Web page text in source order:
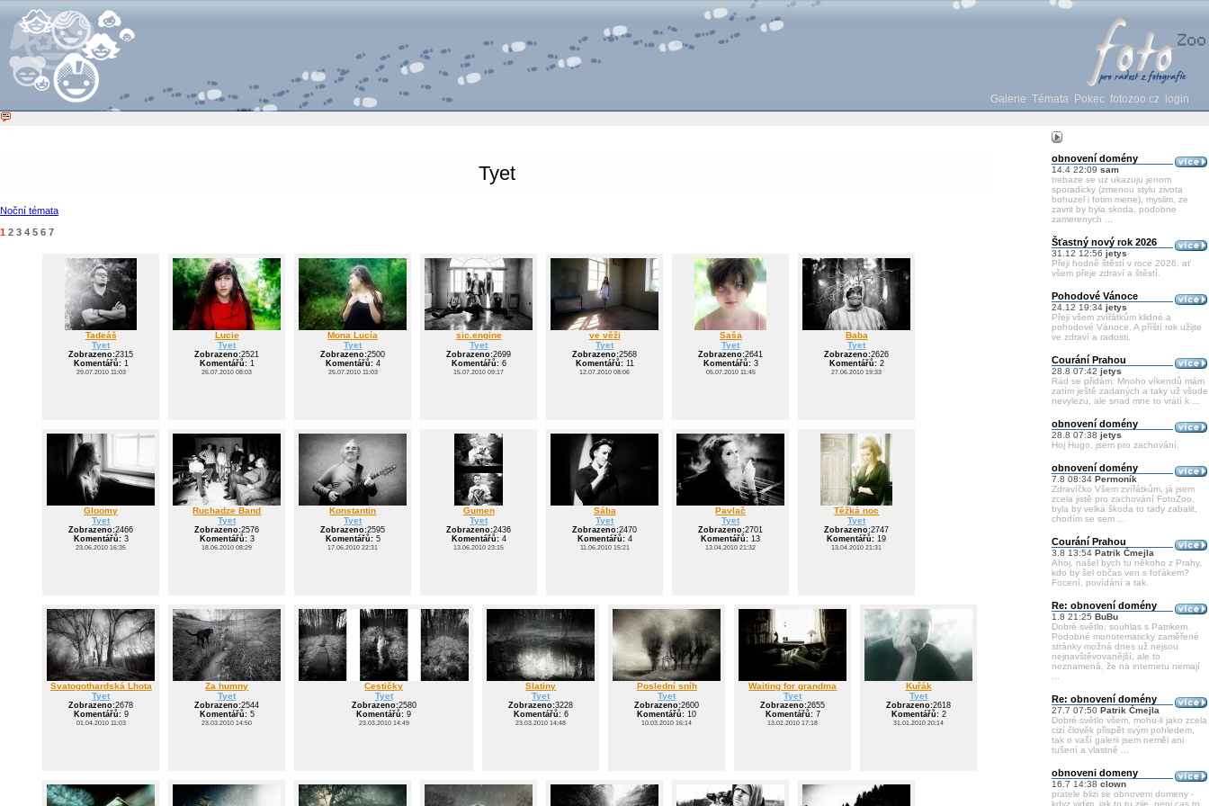
Galerie Témata Pokec fotozoo.cz login
obnovení domény
14.4 22:09 sam
trebaze se uz ukazuju jenom
sporadicky (zmenou stylu zivota
bohuzel i fotim mene), myslim, ze
zavrit by byla skoda. podobne
zamerenych ...
Šťastný nový rok 2026
31.12 12:56 jetys
Přeji hodně štěstí v roce 2026, ať
všem přeje zdraví a štěstí.
Pohodové Vánoce
24.12 19:34 jetys
Přeji všem zvířátkům klidné a
pohodové Vánoce. A příští rok užijte
ve zdraví a radosti.
Courání Prahou
28.8 07:42 jetys
Rád se přidám. Mnoho víkendů mám
zatím ještě zadaných a taky už všude
nevylezu, ale snad mne to vrátí k ...
obnovení domény
28.8 07:38 jetys
Hoj Hugo, jsem pro zachování.
obnovení domény
7.8 08:34 Permoník
Zdravíčko Všem zvířátkům, já jsem
zcela jistě pro zachování FotoZoo,
byla by velká škoda to tady zabalit,
chodím se sem ...
Courání Prahou
3.8 13:54 Patrik Čmejla
Ahoj, našel bych tu někoho z Prahy,
kdo by šel občas ven s foťákem?
Focení, povídání a tak.
Re: obnovení domény
1.8 21:25 BuBu
Dobré světlo, souhlas s Patrikem.
Podobné monotematicky zaměřené
stránky možná dnes už nejsou
nejnavštěvovanější, ale to
neznamená, že na internetu nemají
Re: obnovení domény
27.7 07:50 Patrik Čmejla
Dobré světlo všem, mohu-li jako zcela
cizí člověk přispět svým pohledem,
tak o vaší galerii jsem neměl ani
tušení a vlastně ...
obnoveni domeny
16.7 14:38 clown
pratele blizi se obnoveni domeny -
kdyz vidim, jak to tu zije, neni cas to
Tyet
Noční témata
1 2 3 4 5 6 7
Tadeáš
Tyet
Zobrazeno:2315
Komentářů:1
29.07.2010 11:03
Lucie
Tyet
Zobrazeno:2521
Komentářů:1
26.07.2010 08:03
Mona Lucía
Tyet
Zobrazeno:2500
Komentářů:4
25.07.2010 11:03
sic.engine
Tyet
Zobrazeno:2699
Komentářů:6
15.07.2010 09:17
ve věži
Tyet
Zobrazeno:2568
Komentářů:11
12.07.2010 08:06
Saša
Tyet
Zobrazeno:2641
Komentářů:3
05.07.2010 11:45
Baba
Tyet
Zobrazeno:2626
Komentářů:2
27.06.2010 19:33
Gloomy
Tyet
Zobrazeno:2466
Komentářů:3
23.06.2010 16:35
Ruchadze Band
Tyet
Zobrazeno:2576
Komentářů:3
18.06.2010 08:29
Konstantin
Tyet
Zobrazeno:2595
Komentářů:5
17.06.2010 22:31
Gumen
Tyet
Zobrazeno:2436
Komentářů:4
13.06.2010 23:15
Sába
Tyet
Zobrazeno:2470
Komentářů:4
11.06.2010 15:21
Pavlač
Tyet
Zobrazeno:2701
Komentářů: 13
13.04.2010 21:32
Těžká noc
Tyet
Zobrazeno:2747
Komentářů: 19
13.04.2010 21:31
Svatogothardská Lhota
Tyet
Zobrazeno:2678
Komentářů:9
01.04.2010 11:03
Za humny
Tyet
Zobrazeno:2544
Komentářů:5
23.03.2010 14:50
Cestičky
Tyet
Zobrazeno:2580
Komentářů: 9
23.03.2010 14:49
Slatiny
Tyet
Zobrazeno:3228
Komentářů:6
23.03.2010 14:48
Poslední sníh
Tyet
Zobrazeno:2600
Komentářů: 10
10.03.2010 16:14
Waiting for grandma
Tyet
Zobrazeno:2655
Komentářů:7
13.02.2010 17:18
Kuřák
Tyet
Zobrazeno:2618
Komentářů:2
31.01.2010 20:14